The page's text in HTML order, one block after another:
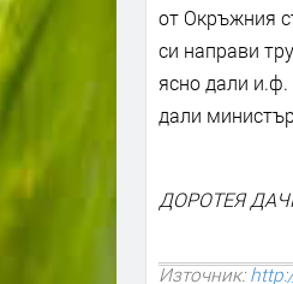
от Окръжния
си направи
ясно дали и.ф.
дали
ДОРОТЕЯ
Източник: